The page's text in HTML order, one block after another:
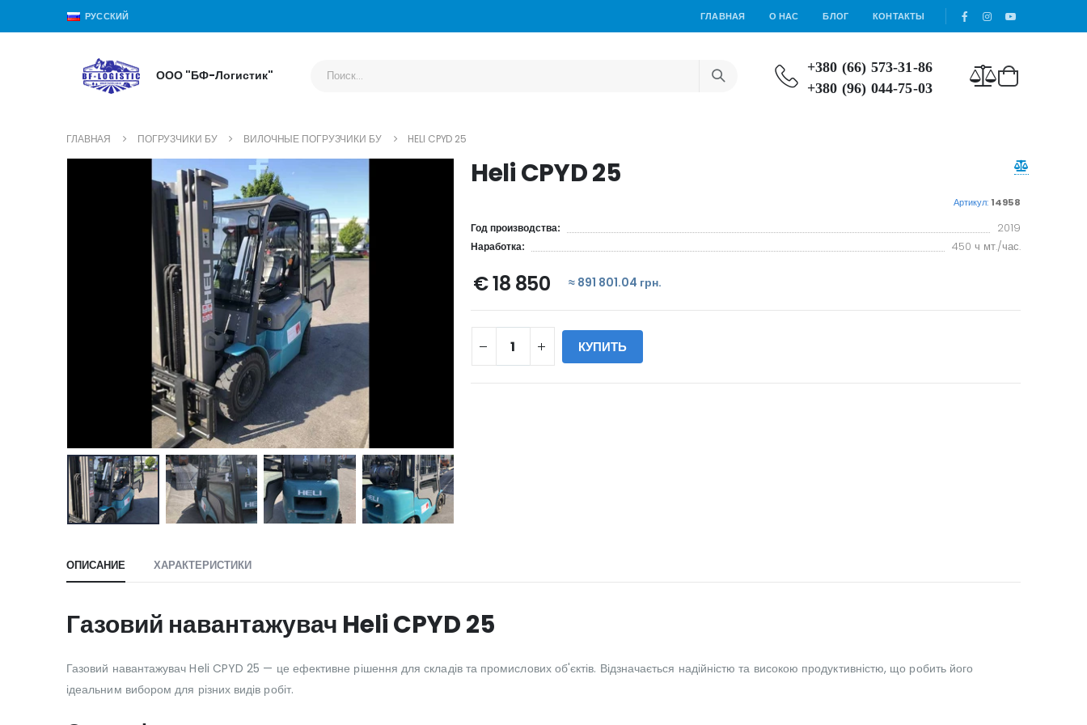
РУССКИЙ ГЛАВНАЯ О НАС БЛОГ КОНТАКТЫ
ООО "БФ-Логистик"
+380 (66) 573-31-86
+380 (96) 044-75-03
ГЛАВНАЯ ПОГРУЗЧИКИ БУ ВИЛОЧНЫЕ ПОГРУЗЧИКИ БУ HELI CPYD 25
Heli CPYD 25
Артикул: 14958
Год производства: 2019
Наработка: 450 ч мт./час.
€ 18 850 ≈ 891 801.04 грн.
КУПИТЬ
ОПИСАНИЕ ХАРАКТЕРИСТИКИ
Газовий навантажувач Heli CPYD 25
Газовий навантажувач Heli CPYD 25 — це ефективне рішення для складів та промислових об'єктів. Відзначається надійністю та високою продуктивністю, що робить його
ідеальним вибором для різних видів робіт.